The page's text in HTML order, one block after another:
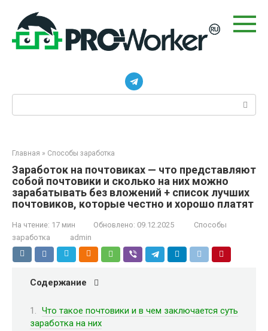
контенту
Главная » Способы заработка
Заработок на почтовиках — что представляют
собой почтовики и сколько на них можно
зарабатывать без вложений + список лучших
почтовиков, которые честно и хорошо платят
На чтение: 17 мин Обновлено: 09.12.2025
Способы
заработка
admin
Содержание
Что такое почтовики и в чем заключается суть
заработка на них